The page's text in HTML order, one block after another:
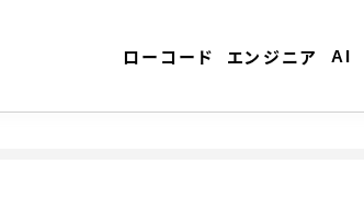
ローコード エンジニア AI